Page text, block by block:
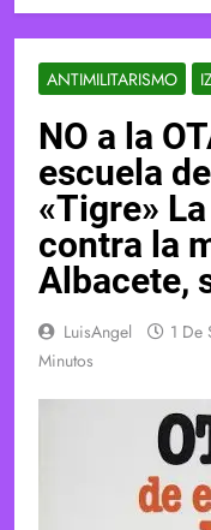
ANTIMILITARISMO
NO a la
escuela
«Tigre»
contra la
Albacete,
LuisAngel 1 De
Minutos